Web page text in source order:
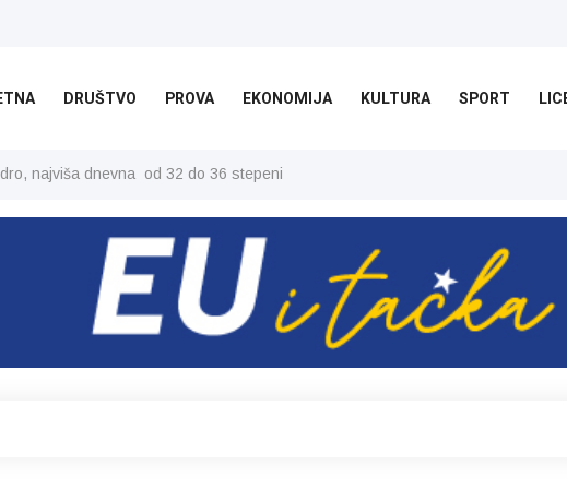
DRUŠTVO PROVA EKONOMIJA KULTURA SPORT
najviša dnevna od 32 do 36 stepeni